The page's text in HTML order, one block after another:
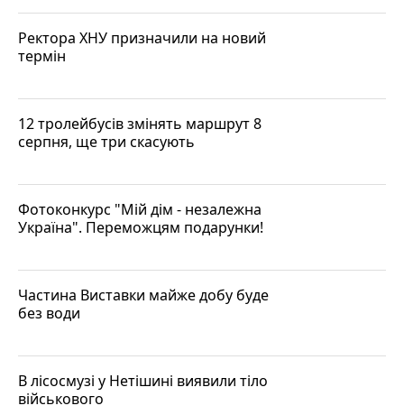
Ректора ХНУ призначили на новий
термін
12 тролейбусів змінять маршрут 8
серпня, ще три скасують
Фотоконкурс "Мій дім - незалежна
Україна". Переможцям подарунки!
Частина Виставки майже добу буде
без води
В лісосмузі у Нетішині виявили тіло
військового